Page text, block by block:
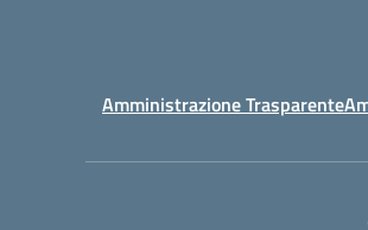
Amministrazione Trasparente